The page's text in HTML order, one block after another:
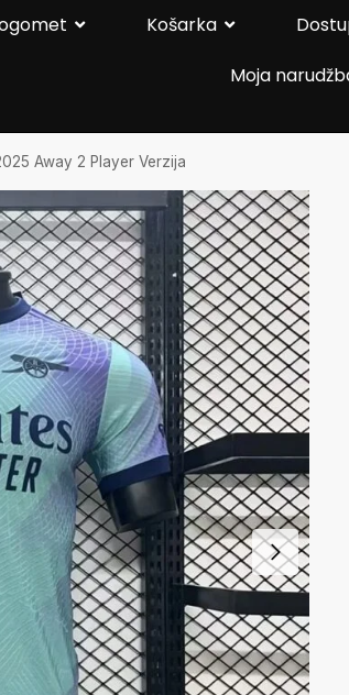
Košarka
Moja
Away 2 Player Verzija